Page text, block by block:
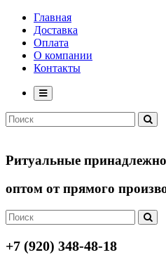
Главная
Доставка
Оплата
О компании
Контакты
Ритуальные
оптом от прямого
+7 (920) 348-48-18